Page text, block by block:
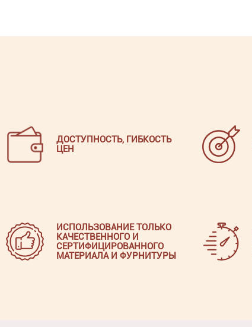
ДОСТУПНОСТЬ, ГИБКОСТЬ
ЦЕН
ИСПОЛЬЗОВАНИЕ ТОЛЬКО
КАЧЕСТВЕННОГО И
СЕРТИФИЦИРОВАННОГО
МАТЕРИАЛА И ФУРНИТУРЫ